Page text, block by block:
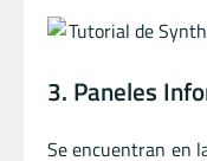
3. Paneles
Se encuentran en